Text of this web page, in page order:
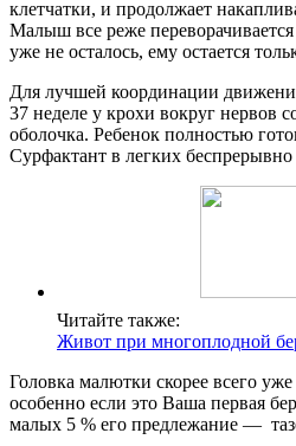
клетчатки, и продолжает
Малыш все реже переворачивается
уже не осталось, ему остается
Для лучшей координации
37 неделе у крохи вокруг нервов
оболочка. Ребенок полностью
Сурфактант в легких беспрерывно
Читайте также:
Живот при многоплодной
Головка малютки скорее всего уже
особенно если это Ваша первая
малых 5 % его предлежание —